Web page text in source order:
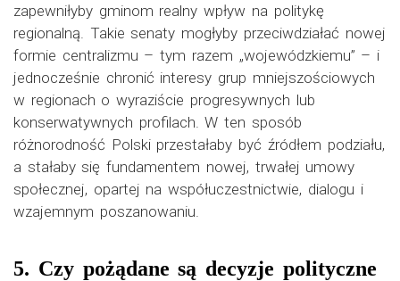
zapewniłyby gminom realny wpływ na politykę
regionalną. Takie senaty mogłyby przeciwdziałać nowej
formie centralizmu – tym razem „wojewódzkiemu” – i
jednocześnie chronić interesy grup mniejszościowych
w regionach o wyraziście progresywnych lub
konserwatywnych profilach. W ten sposób
różnorodność Polski przestałaby być źródłem podziału,
a stałaby się fundamentem nowej, trwałej umowy
społecznej, opartej na współuczestnictwie, dialogu i
wzajemnym poszanowaniu.
5. Czy pożądane są decyzje polityczne